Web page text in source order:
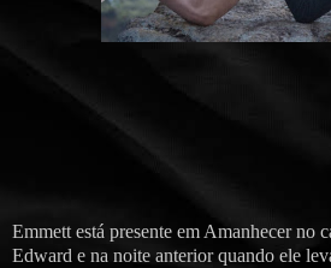
Emmett está presente em Amanhecer no
Edward e na noite anterior quando ele